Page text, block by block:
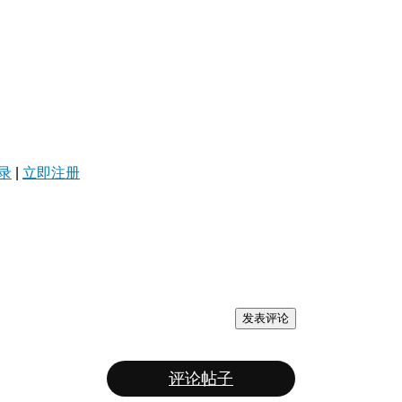
立即注册
发表评论
评论帖子